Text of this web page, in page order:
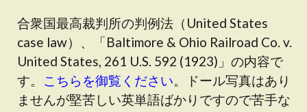
合衆国最高裁判所の判例法（United States
case law）、「Baltimore & Ohio Railroad Co. v.
United States, 261 U.S. 592 (1923)」の内容で
す。 こちらを御覧ください。ドール写真はあり
ませんが堅苦しい英単語ばかりですので苦手な